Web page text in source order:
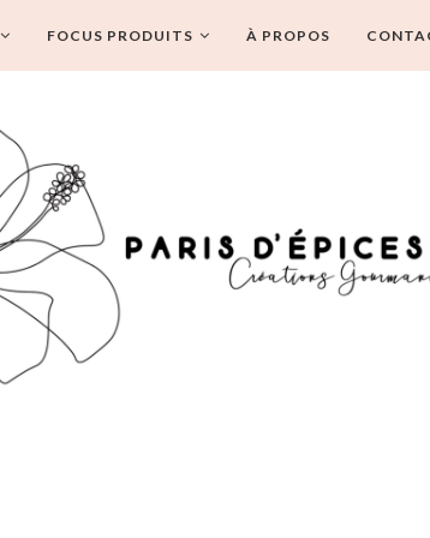
FOCUS PRODUITS À PROPOS